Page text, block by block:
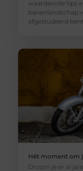
waardevolle tips
banenlandschap
afgestudeerd
Hét moment om
Droom je er al